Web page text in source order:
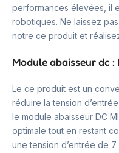
performances élevées, il
robotiques. Ne laissez
notre ce produit et
Module abaisseur dc
Le ce produit est un
réduire la tension
le module abaisseur DC
optimale tout en restant
une tension d’entrée de